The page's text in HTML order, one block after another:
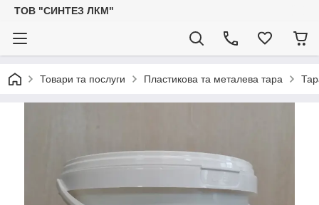
ТОВ "СИНТЕЗ ЛКМ"
Товари та послуги Пластикова та металева тара